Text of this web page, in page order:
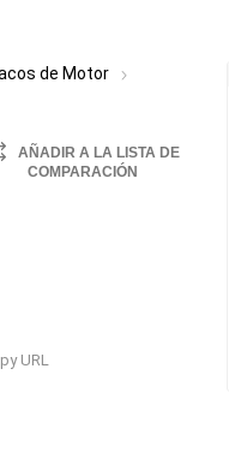
de Motor
AÑADIR A LA LISTA DE
COMPARACIÓN
URL